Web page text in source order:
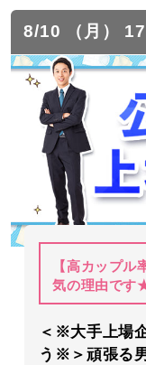
8/10 （月）
【高カップ
気の理由です
＜※大手上場
う※＞頑張る